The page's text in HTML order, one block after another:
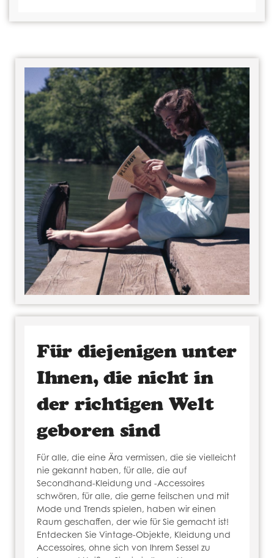
Für diejenigen unter
Ihnen, die nicht in
der richtigen Welt
geboren sind
Für alle, die eine Ära vermissen, die sie vielleicht
nie gekannt haben, für alle, die auf
Secondhand-Kleidung und -Accessoires
schwören, für alle, die gerne feilschen und mit
Mode und Trends spielen, haben wir einen
Raum geschaffen, der wie für Sie gemacht ist!
Entdecken Sie Vintage-Objekte, Kleidung und
Accessoires, ohne sich von Ihrem Sessel zu